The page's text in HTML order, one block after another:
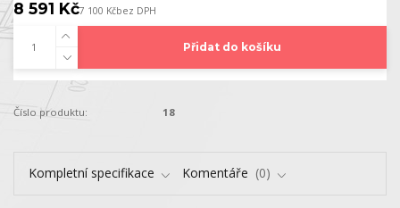
8 591 Kč7 100 Kčbez DPH
Přidat do košíku
Číslo produktu: 18
Kompletní specifikace Komentáře 0